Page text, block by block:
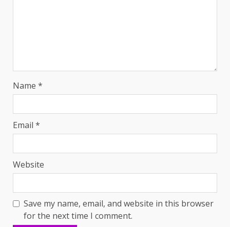
Name *
Email *
Website
Save my name, email, and website in this browser
for the next time I comment.